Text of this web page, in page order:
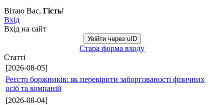
Вітаю Вас, Гість!
Вхід
Вхід на сайт
Увійти через uID
Стара форма входу
Статті
[2026-08-05]
Реєстр боржників: як перевірити заборгованості фізичних
осіб та компаній
[2026-08-04]